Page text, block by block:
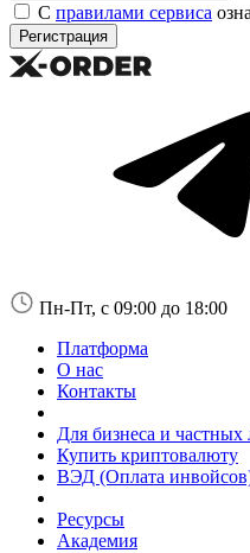
С правилами сервиса
Пн-Пт, с 09:00 до 18:00
Платформа
О нас
Контакты
Для бизнеса и частных
Купить криптовалюту
ВЭД (Оплата
Ресурсы
Академия